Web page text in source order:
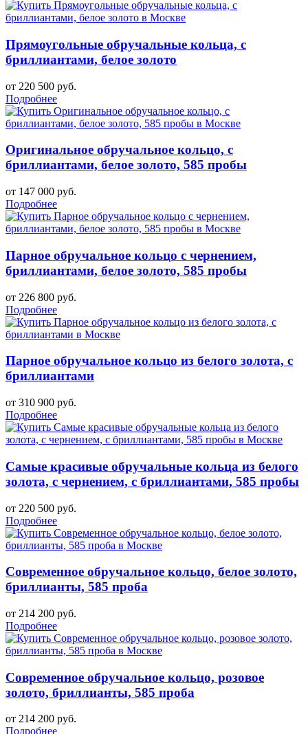
Прямоугольные обручальные кольца, с
бриллиантами, белое золото
от 220 500 руб.
Подробнее
Оригинальное обручальное кольцо, с
бриллиантами, белое золото, 585 пробы
от 147 000 руб.
Подробнее
Парное обручальное кольцо с чернением,
бриллиантами, белое золото, 585 пробы
от 226 800 руб.
Подробнее
Парное обручальное кольцо из белого золота, с
бриллиантами
от 310 900 руб.
Подробнее
Самые красивые обручальные кольца из белого
золота, с чернением, с бриллиантами, 585 пробы
от 220 500 руб.
Подробнее
Современное обручальное кольцо, белое золото,
бриллианты, 585 проба
от 214 200 руб.
Подробнее
Современное обручальное кольцо, розовое
золото, бриллианты, 585 проба
от 214 200 руб.
Подробнее